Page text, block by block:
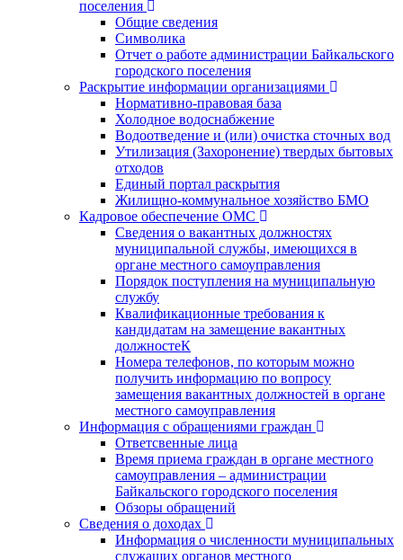
поселения
Общие сведения
Символика
Отчет о работе администрации Байкальского
городского поселения
Раскрытие информации организациями
Нормативно-правовая база
Холодное водоснабжение
Водоотведение и (или) очистка сточных вод
Утилизация (Захоронение) твердых бытовых
отходов
Единый портал раскрытия
Жилищно-коммунальное хозяйство БМО
Кадровое обеспечение ОМС
Сведения о вакантных должностях
муниципальной службы, имеющихся в
органе местного самоуправления
Порядок поступления на муниципальную
службу
Квалификационные требования к
кандидатам на замещение вакантных
должностеК
Номера телефонов, по которым можно
получить информацию по вопросу
замещения вакантных должностей в органе
местного самоуправления
Информация с обращениями граждан
Ответсвенные лица
Время приема граждан в органе местного
самоуправления – администрации
Байкальского городского поселения
Обзоры обращений
Сведения о доходах
Информация о численности муниципальных
служащих органов местного